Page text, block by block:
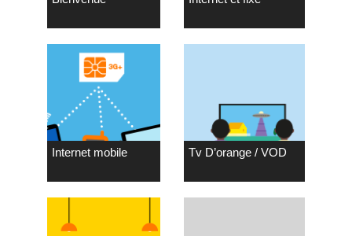
Internet mobile Tv D’orange / VOD